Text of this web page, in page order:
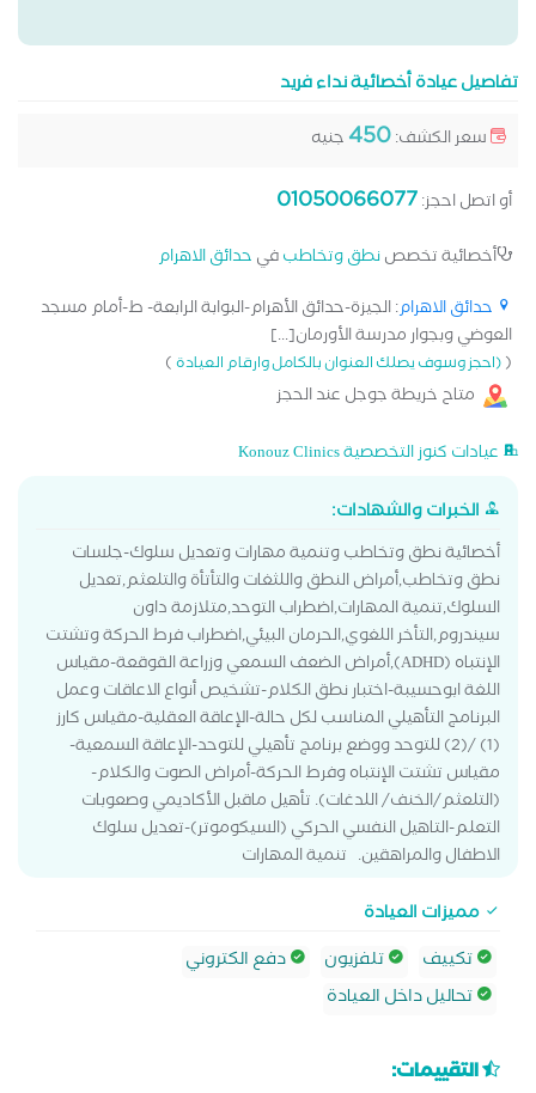
تفاصيل عيادة أخصائية نداء فريد
سعر الكشف:450 جنيه
أو اتصل احجز:01050066077
أخصائية تخصصنطق وتخاطبفي حدائق الاهرام
حدائق الاهرام: الجيزة-حدائق الأهرام-البوابة الرابعة- ط-أمام مسجد
العوضي وبجوار مدرسة الأورمان[...]
((احجز وسوف يصلك العنوان بالكامل وارقام العيادة)
متاح خريطة جوجل عند الحجز
عيادات كنوز التخصصية Konouz Clinics
الخبرات والشهادات:
أخصائية نطق وتخاطب وتنمية مهارات وتعديل سلوك-جلسات
نطق وتخاطب,أمراض النطق واللثغات والتأتأة والتلعثم,تعديل
السلوك,تنمية المهارات,اضطراب التوحد,متلازمة داون
سيندروم,التأخر اللغوي,الحرمان البيئي,اضطراب فرط الحركة وتشتت
الإنتباه (ADHD),أمراض الضعف السمعي وزراعة القوقعة-مقياس
اللغة ابوحسيبة-اختبار نطق الكلام-تشخيص أنواع الاعاقات وعمل
البرنامج التأهيلي المناسب لكل حالة-الإعاقة العقلية-مقياس كارز
(1) /(2) للتوحد ووضع برنامج تأهيلي للتوحد-الإعاقة السمعية-
مقياس تشتت الإنتباه وفرط الحركة-أمراض الصوت والكلام-
(التلعثم/الخنف/ اللدغات). تأهيل ماقبل الأكاديمي وصعوبات
التعلم-التاهيل النفسي الحركي (السيكوموتر)-تعديل سلوك
الاطفال والمراهقين. تنمية المهارات
مميزات العيادة
تكييف
تلفزيون
دفع الكتروني
تحاليل داخل العيادة
التقييمات: